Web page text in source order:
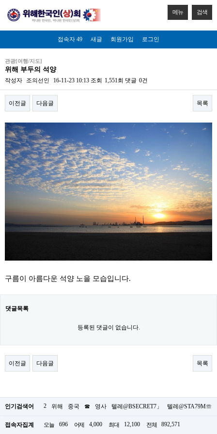
메뉴 검색
접속자 49 새글 회원가입 로그인
관광[여행/지도]
위해 부두의 석양
작성자 조의선인 16-11-23 10:13 조회 1,551회 댓글 0건
이전글 다음글 목록
본문
구름이 아름다운 석양 노을 모습입니다.
댓글목록
등록된 댓글이 없습니다.
이전글 다음글 목록
인기검색어 2 위해 중국 ☎ 영사 텔레@BSECRET7」 텔레@STA79M☏
접속자집계 오늘 696 어제 4,000 최대 12,100 전체 892,571